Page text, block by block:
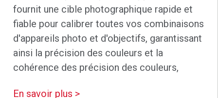
fournit une cible photographique rapide et
fiable pour calibrer toutes vos combinaisons
d'appareils photo et d'objectifs, garantissant
ainsi la précision des couleurs et la
cohérence des précision des couleurs,
En savoir plus >